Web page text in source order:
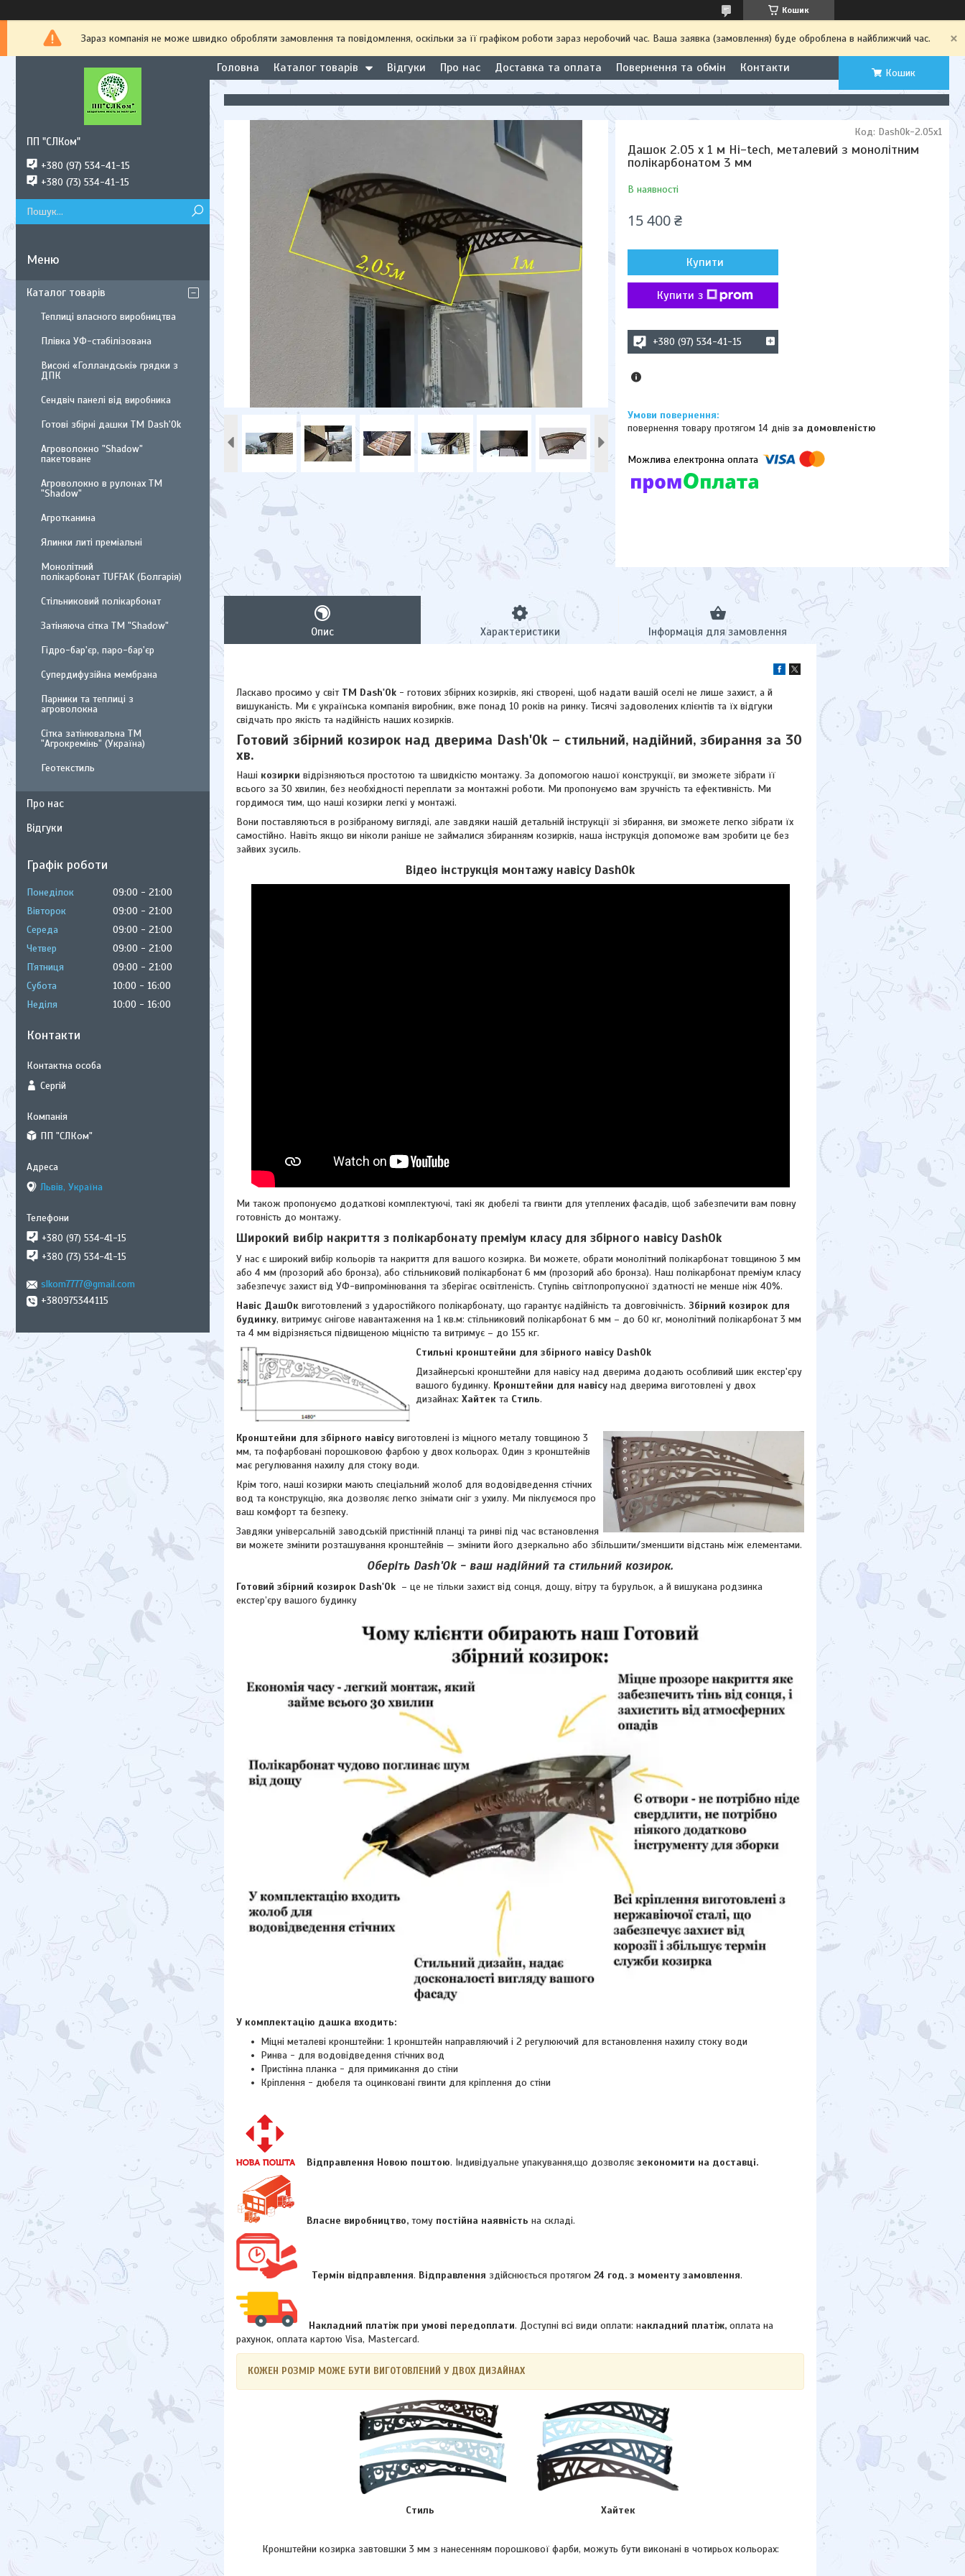
Кошик
Зараз компанія не може швидко обробляти замовлення та повідомлення, оскільки за її графіком роботи зараз неробочий час. Ваша заявка (замовлення) буде оброблена в найближчий час.
Головна Каталог товарів Відгуки Про нас Доставка та оплата Повернення та обмін Контакти Кошик
Дашок 2.05 x 1 м Hi-tech, металевий з монолітним
полікарбонатом 3 мм
В наявності
Код: DashOk-2.05x1
15 400 ₴
Купити
Купити з
+380 (97) 534-41-15
повернення товару протягом 14 днівза домовленістю
Опис Характеристики Інформація для замовлення
Ласкаво просимо у світ ТМ Dash'Ok - готових збірних козирків, які створені, щоб надати вашій оселі не лише захист, а й
вишуканість. Ми є українська компанія виробник, вже понад 10 років на ринку. Тисячі задоволених клієнтів та їх відгуки
свідчать про якість та надійність наших козирків.
Готовий збірний козирок над дверима Dash'Ok – стильний, надійний, збирання за 30
хв.
Наші козирки відрізняються простотою та швидкістю монтажу. За допомогою нашої конструкції, ви зможете зібрати її
всього за 30 хвилин, без необхідності переплати за монтажні роботи. Ми пропонуємо вам зручність та ефективність. Ми
гордимося тим, що наші козирки легкі у монтажі.
Вони поставляються в розібраному вигляді, але завдяки нашій детальній інструкції зі збирання, ви зможете легко зібрати їх
самостійно. Навіть якщо ви ніколи раніше не займалися збиранням козирків, наша інструкція допоможе вам зробити це без
зайвих зусиль.
Відео інструкція монтажу навісу DashOk
Ми також пропонуємо додаткові комплектуючі, такі як дюбелі та гвинти для утеплених фасадів, щоб забезпечити вам повну
готовність до монтажу.
Широкий вибір накриття з полікарбонату преміум класу для збірного навісу DashOk
У нас є широкий вибір кольорів та накриття для вашого козирка. Ви можете, обрати монолітний полікарбонат товщиною 3 мм
або 4 мм (прозорий або бронза), або стільниковий полікарбонат 6 мм (прозорий або бронза). Наш полікарбонат преміум класу
забезпечує захист від УФ-випромінювання та зберігає освітленість. Ступінь світлопропускної здатності не менше ніж 40%.
Навіс ДашОк виготовлений з ударостійкого полікарбонату, що гарантує надійність та довговічність. Збірний козирок для
будинку, витримує снігове навантаження на 1 кв.м: стільниковий полікарбонат 6 мм – до 60 кг, монолітний полікарбонат 3 мм
та 4 мм відрізняється підвищеною міцністю та витримує – до 155 кг.
Стильні кронштейни для збірного навісу DashOk
Дизайнерські кронштейни для навісу над дверима додають особливий шик екстер'єру
вашого будинку. Кронштейни для навісу над дверима виготовлені у двох
дизайнах: Хайтек та Стиль.
Кронштейни для збірного навісу виготовлені із міцного металу товщиною 3
мм, та пофарбовані порошковою фарбою у двох кольорах. Один з кронштейнів
має регулювання нахилу для стоку води.
Крім того, наші козирки мають спеціальний жолоб для водовідведення стічних
вод та конструкцію, яка дозволяє легко знімати сніг з ухилу. Ми піклуємося про
ваш комфорт та безпеку.
Завдяки універсальній заводській пристінній планці та ринві під час встановлення
ви можете змінити розташування кронштейнів — змінити його дзеркально або збільшити/зменшити відстань між елементами.
Оберіть Dash'Ok - ваш надійний та стильний козирок.
Готовий збірний козирок Dash'Ok – це не тільки захист від сонця, дощу, вітру та бурульок, а й вишукана родзинка
екстер’єру вашого будинку
У комплектацію дашка входить:
Міцні металеві кронштейни: 1 кронштейн направляючий і 2 регулюючий для встановлення нахилу стоку води
Ринва - для водовідведення стічних вод
Пристінна планка - для примикання до стіни
Кріплення - дюбеля та оцинковані гвинти для кріплення до стіни
Відправлення Новою поштою. Індивідуальне упакування,що дозволяє зекономити на доставці.
Власне виробництво, тому постійна наявність на складі.
Термін відправлення. Відправлення здійснюється протягом 24 год. з моменту замовлення.
Накладний платіж при умові передоплати. Доступні всі види оплати: накладний платіж, оплата на
рахунок, оплата картою Visa, Mastercard.
КОЖЕН РОЗМІР МОЖЕ БУТИ ВИГОТОВЛЕНИЙ У ДВОХ ДИЗАЙНАХ
Стиль Хайтек
Кронштейни козирка завтовшки 3 мм з нанесенням порошкової фарби, можуть бути виконані в чотирьох кольорах:
ПП "СЛКом"
+380 (97) 534-41-15
+380 (73) 534-41-15
Каталог товарів
Теплиці власного виробництва
Плівка УФ-стабілізована
Високі «Голландські» грядки з
ДПК
Сендвіч панелі від виробника
Готові збірні дашки ТМ Dash'Ok
Агроволокно "Shadow"
пакетоване
Агроволокно в рулонах ТМ
"Shadow"
Агротканина
Ялинки литі преміальні
Монолітний
полікарбонат TUFFAK (Болгарія)
Стільниковий полікарбонат
Затіняюча сітка ТМ "Shadow"
Гідро-бар'єр, паро-бар'єр
Супердифузійна мембрана
Парники та теплиці з
агроволокна
Сітка затінювальна ТМ
"Агрокремінь" (Україна)
Геотекстиль
Про нас
Відгуки
Графік роботи
Понеділок 09:00
21:00
Вівторок
09:00
21:00
Середа
09:00
21:00
Четвер
09:00
21:00
Пʼятниця
09:00
21:00
Субота
10:00
16:00
Неділя
10:00 16:00
Контакти
Сергій
ПП "СЛКом"
Львів, Україна
+380 (97) 534-41-15
+380 (73) 534-41-15
slkom7777@gmail.com
+380975344115